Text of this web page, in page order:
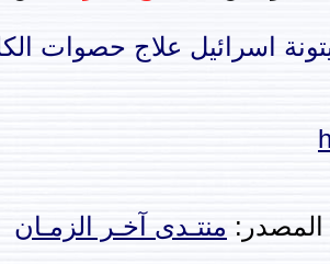
المصدر: منتـدى آخـر الزمـان